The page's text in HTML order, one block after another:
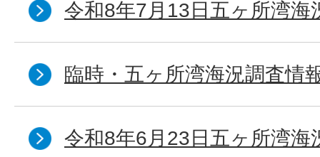
令和8年7月13日五ヶ所湾海
臨時・五ヶ所湾海況調査情
令和8年6月23日五ヶ所湾海